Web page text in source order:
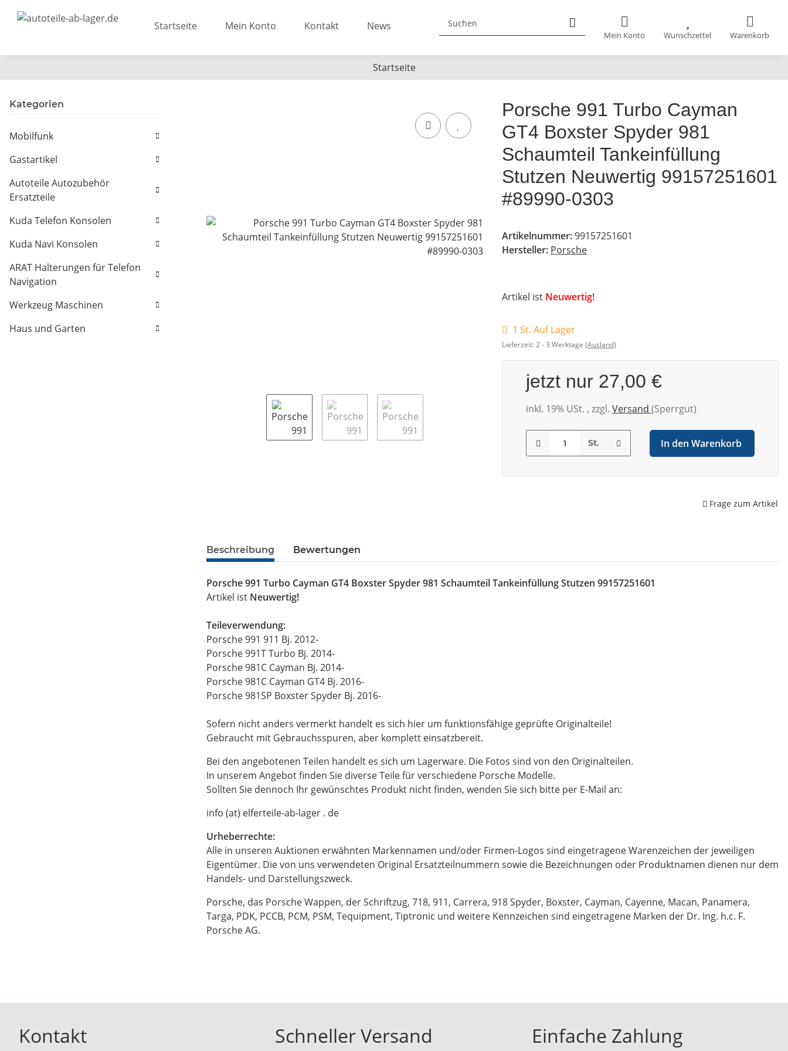
Mein Konto Wunschzettel Warenkorb
Startseite Mein Konto Kontakt News
Startseite
Porsche 991 Turbo Cayman
GT4 Boxster Spyder 981
Schaumteil Tankeinfüllung
Stutzen Neuwertig 99157251601
#89990-0303
Artikelnummer:99157251601
Hersteller: Porsche
Artikel ist Neuwertig!
1 St. Auf Lager
Lieferzeit:2 - 3 Werktage (Ausland)
jetzt nur 27,00 €
inkl. 19% USt. , zzgl. Versand (Sperrgut)
St. In den Warenkorb
Frage zum Artikel
Beschreibung Bewertungen
Porsche 991 Turbo Cayman GT4 Boxster Spyder 981 Schaumteil Tankeinfüllung Stutzen 99157251601
Artikel ist Neuwertig!
Teileverwendung:
Porsche 991 911 Bj. 2012-
Porsche 991T Turbo Bj. 2014-
Porsche 981C Cayman Bj. 2014-
Porsche 981C Cayman GT4 Bj. 2016-
Porsche 981SP Boxster Spyder Bj. 2016-
Sofern nicht anders vermerkt handelt es sich hier um funktionsfähige geprüfte Originalteile!
Gebraucht mit Gebrauchsspuren, aber komplett einsatzbereit.
Bei den angebotenen Teilen handelt es sich um Lagerware. Die Fotos sind von den Originalteilen.
In unserem Angebot finden Sie diverse Teile für verschiedene Porsche Modelle.
Sollten Sie dennoch Ihr gewünschtes Produkt nicht finden, wenden Sie sich bitte per E-Mail an:
info (at) elferteile-ab-lager . de
Urheberrechte:
Alle in unseren Auktionen erwähnten Markennamen und/oder Firmen-Logos sind eingetragene Warenzeichen der jeweiligen
Eigentümer. Die von uns verwendeten Original Ersatzteilnummern sowie die Bezeichnungen oder Produktnamen dienen nur dem
Handels- und Darstellungszweck.
Porsche, das Porsche Wappen, der Schriftzug, 718, 911, Carrera, 918 Spyder, Boxster, Cayman, Cayenne, Macan, Panamera,
Targa, PDK, PCCB, PCM, PSM, Tequipment, Tiptronic und weitere Kennzeichen sind eingetragene Marken der Dr. Ing. h.c. F.
Porsche AG.
Kategorien
Mobilfunk
Gastartikel
Autoteile Autozubehör
Ersatzteile
Kuda Telefon Konsolen
Kuda Navi Konsolen
ARAT Halterungen für Telefon
Navigation
Werkzeug Maschinen
Haus und Garten
Kontakt Schneller Versand Einfache Zahlung